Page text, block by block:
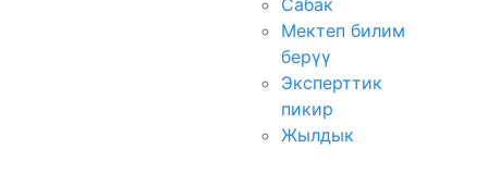
Сабак
Мектеп билим
берүү
Эксперттик
пикир
Жылдык